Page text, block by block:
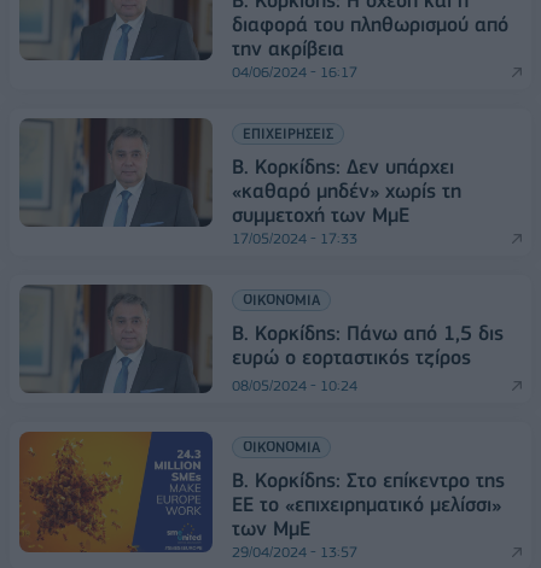
διαφορά του πληθωρισμού από
την ακρίβεια
04/06/2024 - 16:17
ΕΠΙΧΕΙΡΗΣΕΙΣ
Β. Κορκίδης: Δεν υπάρχει
«καθαρό μηδέν» χωρίς τη
συμμετοχή των ΜμΕ
17/05/2024 - 17:33
ΟΙΚΟΝΟΜΙΑ
Β. Κορκίδης: Πάνω από 1,5 δις
ευρώ ο εορταστικός τζίρος
08/05/2024 - 10:24
ΟΙΚΟΝΟΜΙΑ
Β. Κορκίδης: Στο επίκεντρο της
ΕΕ το «επιχειρηματικό μελίσσι»
των ΜμΕ
29/04/2024 - 13:57